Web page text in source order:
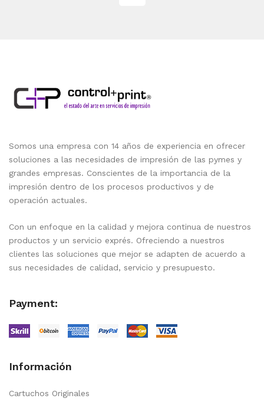
Somos una empresa con 14 años de experiencia en ofrecer
soluciones a las necesidades de impresión de las pymes y
grandes empresas. Conscientes de la importancia de la
impresión dentro de los procesos productivos y de
operación actuales.
Con un enfoque en la calidad y mejora continua de nuestros
productos y un servicio exprés. Ofreciendo a nuestros
clientes las soluciones que mejor se adapten de acuerdo a
sus necesidades de calidad, servicio y presupuesto.
Payment:
Información
Cartuchos Originales